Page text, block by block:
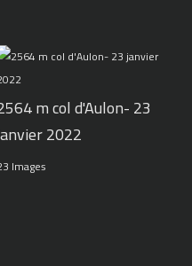
m col d'Aulon- 23
2022
Images